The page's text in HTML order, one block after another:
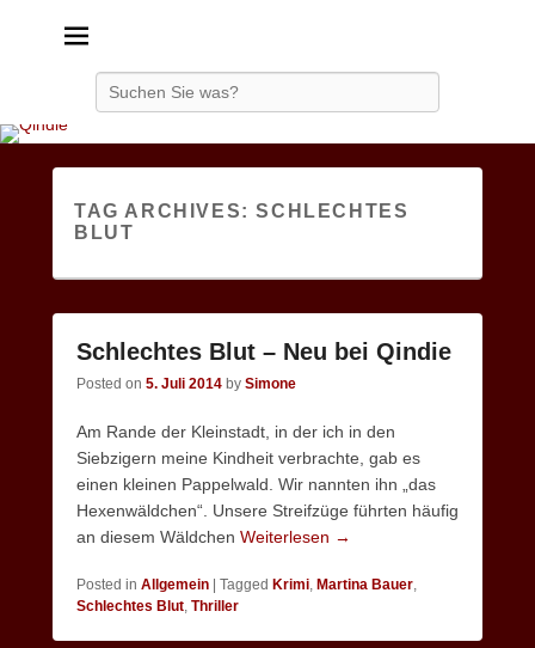
TAG ARCHIVES:SCHLECHTES
BLUT
Schlechtes Blut – Neu bei Qindie
Posted on 5. Juli 2014 by Simone
Am Rande der Kleinstadt, in der ich in den
Siebzigern meine Kindheit verbrachte, gab es
einen kleinen Pappelwald. Wir nannten ihn „das
Hexenwäldchen“. Unsere Streifzüge führten häufig
an diesem Wäldchen Weiterlesen →
Posted in Allgemein Tagged Krimi, Martina Bauer,
Schlechtes Blut, Thriller